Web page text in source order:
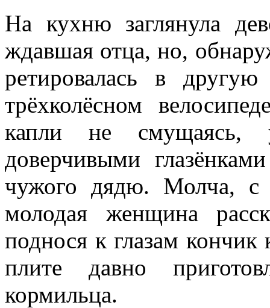
На кухню заглянула
ждавшая отца, но,
ретировалась в
трёхколёсном
капли не смущаясь,
доверчивыми
чужого дядю. Молча, с
молодая женщина
поднося к глазам
плите давно
кормильца.